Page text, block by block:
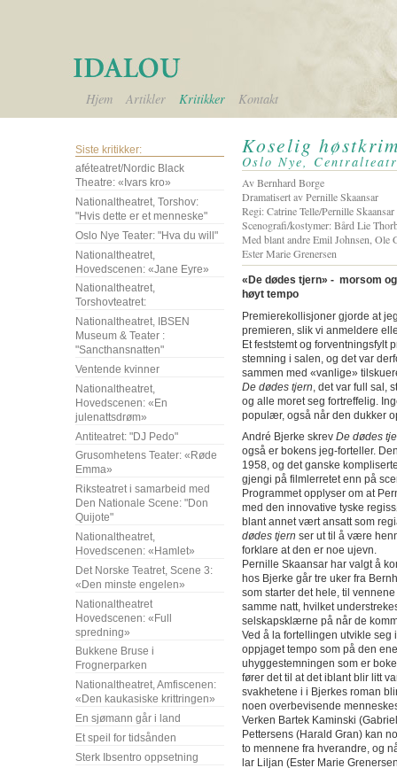
Hjem Artikler Kritikker Kontakt
Siste kritikker:
aféteatret/Nordic Black
Theatre: «Ivars kro»
Nationaltheatret, Torshov:
"Hvis dette er et menneske"
Oslo Nye Teater: "Hva du will"
Nationaltheatret,
Hovedscenen: «Jane Eyre»
Nationaltheatret,
Torshovteatret:
Nationaltheatret, IBSEN
Museum & Teater :
"Sancthansnatten"
Ventende kvinner
Nationaltheatret,
Hovedscenen: «En
julenattsdrøm»
Antiteatret: "DJ Pedo"
Grusomhetens Teater: «Røde
Emma»
Riksteatret i samarbeid med
Den Nationale Scene: "Don
Quijote"
Nationaltheatret,
Hovedscenen: «Hamlet»
Det Norske Teatret, Scene 3:
«Den minste engelen»
Nationaltheatret
Hovedscenen: «Full
spredning»
Bukkene Bruse i
Frognerparken
Nationaltheatret, Amfiscenen:
«Den kaukasiske krittringen»
En sjømann går i land
Et speil for tidsånden
Sterk Ibsentro oppsetning
Koselig
Oslo Nye,
Av Bernhard Borge
Dramatisert av Pernille Skaansar
Regi: Catrine Telle/Pernille Skaansar
Scenografi/kostymer: Bård Lie
Med blant andre Emil Johnsen, Ole
Ester Marie Grenersen
«De dødes tjern» - morsom
høyt tempo
Premierekollisjoner gjorde at
premieren, slik vi anmeldere
Et feststemt og forventningsfylt
stemning i salen, og det var
sammen med «vanlige»
De dødes tjern , det var full sal,
og alle moret seg fortreffelig.
populær, også når den dukker
André Bjerke skrev De dødes
også er bokens jeg-forteller.
1958, og det ganske
gjengi på filmlerretet enn på
Programmet opplyser om at
med den innovative tyske
blant annet vært ansatt som
dødes tjern ser ut til å være
forklare at den er noe ujevn.
Pernille Skaansar har valgt å
hos Bjerke går tre uker fra
som starter det hele, til
samme natt, hvilket
selskapsklærne på når de
Ved å la fortellingen utvikle seg
oppjaget tempo som på den
uhyggestemningen som er
fører det til at det iblant blir litt
svakhetene i i Bjerkes roman
noen overbevisende
Verken Bartek Kaminski
Pettersens (Harald Gran) kan
to mennene fra hverandre, og
lar Liljan (Ester Marie